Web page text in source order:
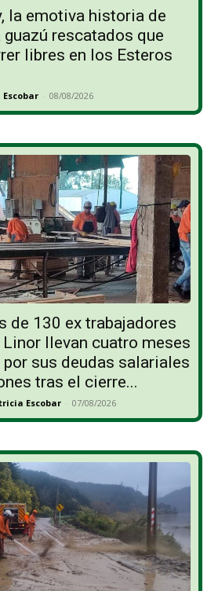
la emotiva historia de
rescatados que
libres en los Esteros
- 08/08/2026
de 130 ex trabajadores
llevan cuatro meses
sus deudas salariales
tras el cierre...
Escobar - 07/08/2026